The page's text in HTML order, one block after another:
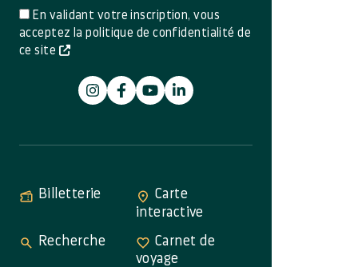
En validant votre inscription, vous
acceptez la politique de confidentialité de
ce site
Billetterie
Carte
interactive
Recherche
Carnet de
voyage